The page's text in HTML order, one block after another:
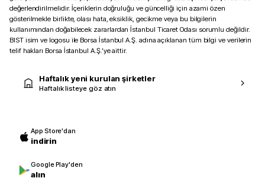
değerlendirilmelidir. İçeriklerin doğruluğu ve güncelliği için azami özen
gösterilmekle birlikte, olası hata, eksiklik, gecikme veya bu bilgilerin
kullanımından doğabilecek zararlardan İstanbul Ticaret Odası sorumlu değildir.
BIST isim ve logosu ile Borsa İstanbul A.Ş. adına açıklanan tüm bilgi ve verilerin
telif hakları Borsa İstanbul A.Ş.’ye aittir.
Haftalık yeni kurulan şirketler
Haftalık listeye göz atın
App Store'dan
indirin
Google Play'den
alın